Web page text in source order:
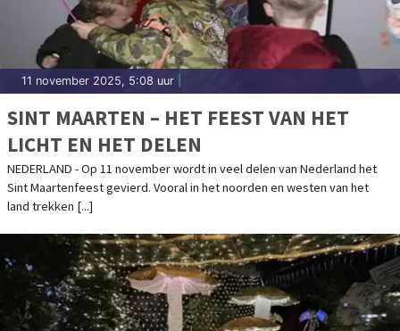
11 november 2025, 5:08 uur
SINT MAARTEN – HET FEEST VAN HET
LICHT EN HET DELEN
NEDERLAND - Op 11 november wordt in veel delen van Nederland het
Sint Maartenfeest gevierd. Vooral in het noorden en westen van het
land trekken [...]